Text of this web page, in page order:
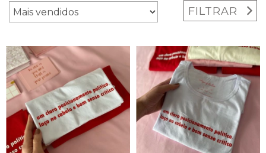
FILTRAR